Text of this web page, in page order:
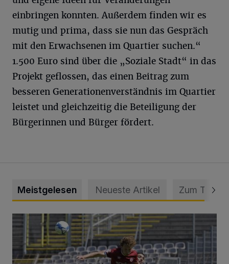
einbringen konnten. Außerdem finden wir es
mutig und prima, dass sie nun das Gespräch
mit den Erwachsenen im Quartier suchen.“
1.500 Euro sind über die „Soziale Stadt“ in das
Projekt geflossen, das einen Beitrag zum
besseren Generationenverständnis im Quartier
leistet und gleichzeitig die Beteiligung der
Bürgerinnen und Bürger fördert.
Meistgelesen Neueste Artikel Zum Thema
WSV: Übertragung im Barmer Bahnhof und klare Ansage